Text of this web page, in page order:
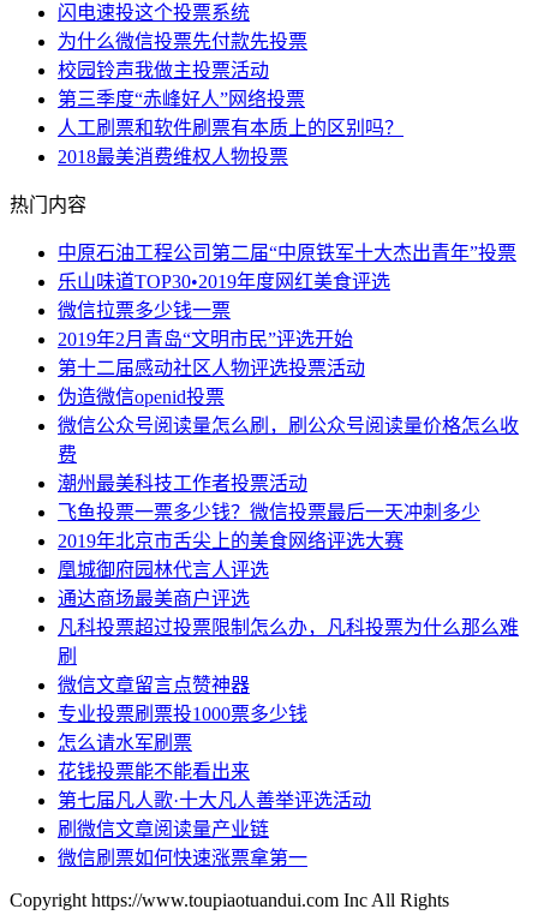
闪电速投这个投票系统
为什么微信投票先付款先投票
校园铃声我做主投票活动
第三季度“赤峰好人”网络投票
人工刷票和软件刷票有本质上的区别吗？
2018最美消费维权人物投票
热门内容
中原石油工程公司第二届“中原铁军十大杰出青年”投票
乐山味道TOP30•2019年度网红美食评选
微信拉票多少钱一票
2019年2月青岛“文明市民”评选开始
第十二届感动社区人物评选投票活动
伪造微信openid投票
微信公众号阅读量怎么刷，刷公众号阅读量价格怎么收
费
潮州最美科技工作者投票活动
飞鱼投票一票多少钱？微信投票最后一天冲刺多少
2019年北京市舌尖上的美食网络评选大赛
凰城御府园林代言人评选
通达商场最美商户评选
凡科投票超过投票限制怎么办，凡科投票为什么那么难
刷
微信文章留言点赞神器
专业投票刷票投1000票多少钱
怎么请水军刷票
花钱投票能不能看出来
第七届凡人歌·十大凡人善举评选活动
刷微信文章阅读量产业链
微信刷票如何快速涨票拿第一
Copyright https://www.toupiaotuandui.com Inc All Rights